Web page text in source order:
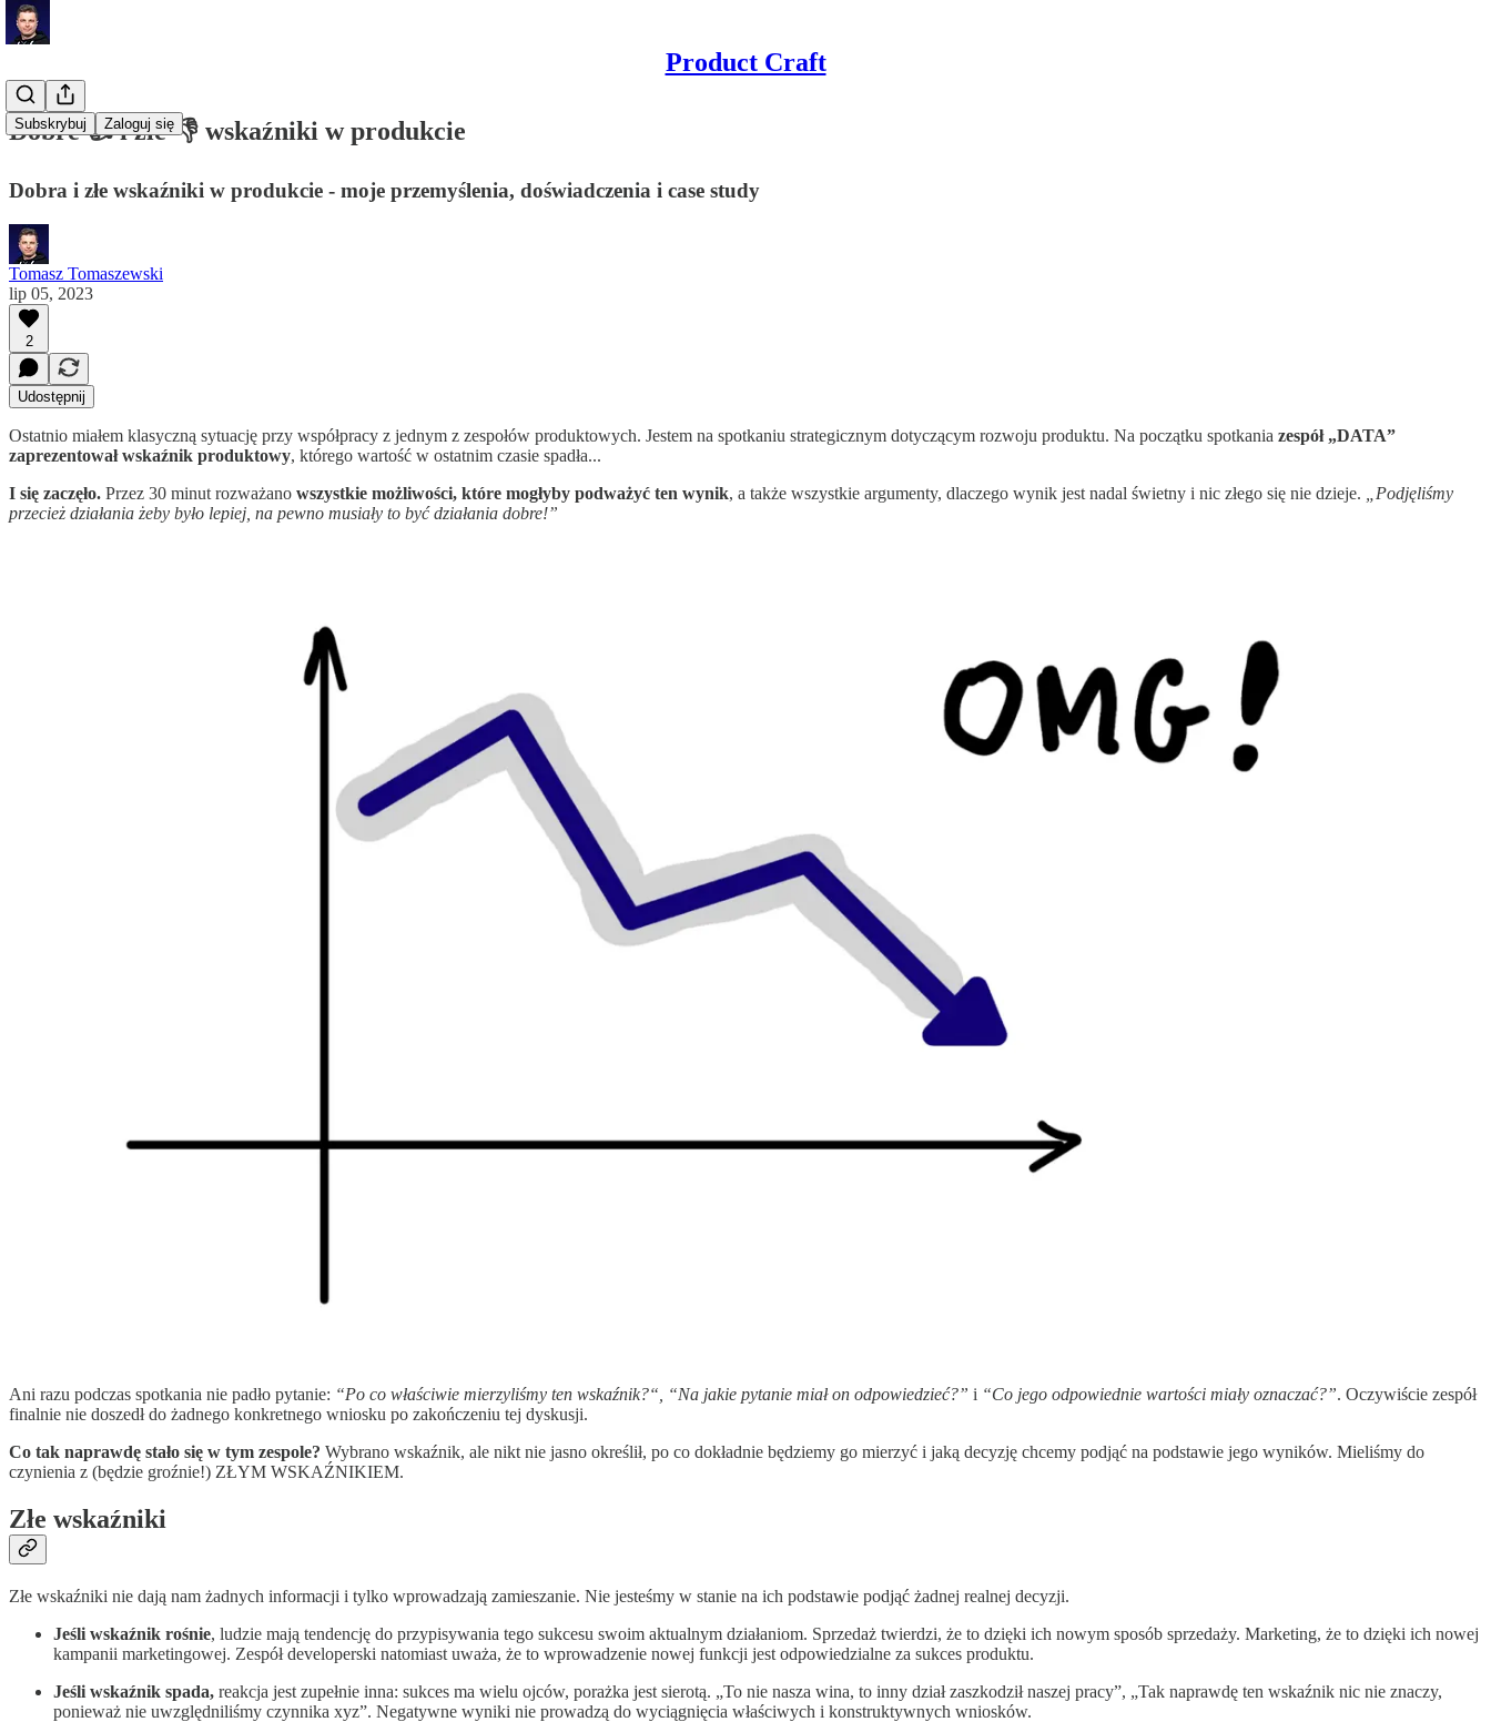
Product Craft
Subskrybuj Zaloguj się
Dobre 👍 i złe 👎 wskaźniki w produkcie
Dobra i złe wskaźniki w produkcie - moje przemyślenia, doświadczenia i case study
Tomasz Tomaszewski
lip 05, 2023
2
Udostępnij
Ostatnio miałem klasyczną sytuację przy współpracy z jednym z zespołów produktowych. Jestem na spotkaniu strategicznym dotyczącym rozwoju produktu. Na początku spotkania zespół „DATA”
zaprezentował wskaźnik produktowy, którego wartość w ostatnim czasie spadła...
I się zaczęło. Przez 30 minut rozważano wszystkie możliwości, które mogłyby podważyć ten wynik, a także wszystkie argumenty, dlaczego wynik jest nadal świetny i nic złego się nie dzieje.
„Podjęliśmy
przecież działania żeby było lepiej, na pewno musiały to być działania dobre!”
Ani razu podczas spotkania nie padło pytanie: “Po co właściwie mierzyliśmy ten wskaźnik?“, “Na jakie pytanie miał on odpowiedzieć?” i “Co jego odpowiednie wartości miały oznaczać?”. Oczywiście zespół
finalnie nie doszedł do żadnego konkretnego wniosku po zakończeniu tej dyskusji.
Co tak naprawdę stało się w tym zespole? Wybrano wskaźnik, ale nikt nie jasno określił, po co dokładnie będziemy go mierzyć i jaką decyzję chcemy podjąć na podstawie jego wyników. Mieliśmy do
czynienia z (będzie groźnie!) ZŁYM WSKAŹNIKIEM.
Złe wskaźniki
Złe wskaźniki nie dają nam żadnych informacji i tylko wprowadzają zamieszanie. Nie jesteśmy w stanie na ich podstawie podjąć żadnej realnej decyzji.
Jeśli wskaźnik rośnie, ludzie mają tendencję do przypisywania tego sukcesu swoim aktualnym działaniom. Sprzedaż twierdzi, że to dzięki ich nowym sposób sprzedaży. Marketing, że to dzięki ich nowej
kampanii marketingowej. Zespół developerski natomiast uważa, że to wprowadzenie nowej funkcji jest odpowiedzialne za sukces produktu.
Jeśli wskaźnik spada, reakcja jest zupełnie inna: sukces ma wielu ojców, porażka jest sierotą. „To nie nasza wina, to inny dział zaszkodził naszej pracy”, „Tak naprawdę ten wskaźnik nic nie znaczy,
ponieważ nie uwzględniliśmy czynnika xyz”. Negatywne wyniki nie prowadzą do wyciągnięcia właściwych i konstruktywnych wniosków.